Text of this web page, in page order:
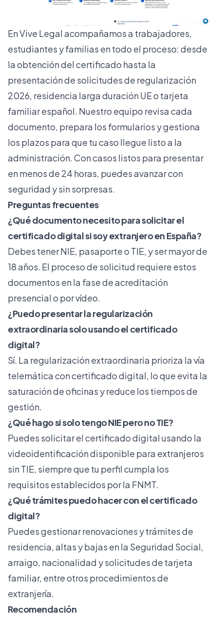
En Vive Legal acompañamos a trabajadores,
estudiantes y familias en todo el proceso: desde
la obtención del certificado hasta la
presentación de solicitudes de regularización
2026, residencia larga duración UEo tarjeta
familiar español. Nuestro equipo revisa cada
documento, prepara los formularios y gestiona
los plazos para que tu caso llegue listo a la
administración. Con casos listos para presentar
en menos de 24 horas, puedes avanzar con
seguridad y sin sorpresas.
Preguntas frecuentes
¿Qué documento necesito para solicitar el
certificado digital si soy extranjero en España?
Debes tener NIE, pasaporte o TIE, y ser mayor de
18 años. El proceso de solicitud requiere estos
documentos en la fase de acreditación
presencial o por vídeo.
¿Puedo presentar la regularización
extraordinaria solo usando el certificado
digital?
Sí. La regularización extraordinaria prioriza la vía
telemática con certificado digital, lo que evita la
saturación de oficinas y reduce los tiempos de
gestión.
¿Qué hago si solo tengo NIE pero no TIE?
Puedes solicitar el certificado digital usando la
videoidentificación disponible para extranjeros
sin TIE, siempre que tu perfil cumpla los
requisitos establecidos por la FNMT.
¿Qué trámites puedo hacer con el certificado
digital?
Puedes gestionar renovaciones y trámites de
residencia, altas y bajas en la Seguridad Social,
arraigo, nacionalidad y solicitudes de tarjeta
familiar, entre otros procedimientos de
extranjería.
Recomendación